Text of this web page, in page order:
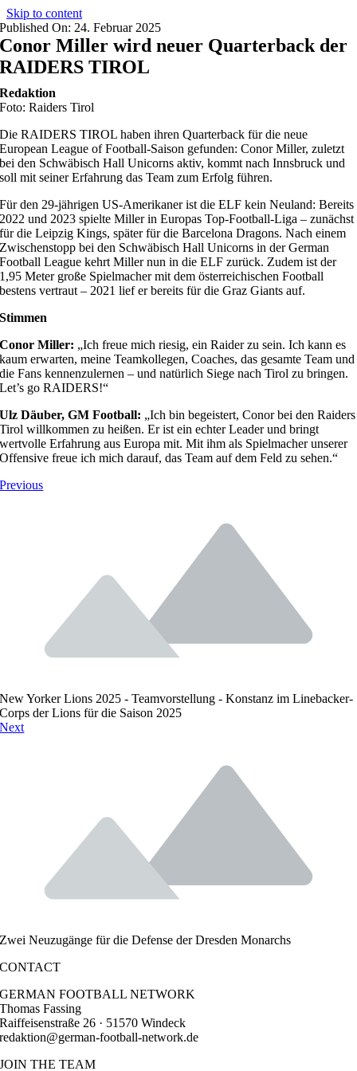
Skip to content
Published On: 24. Februar 2025
Conor Miller wird neuer Quarterback der
RAIDERS TIROL
Redaktion
Foto: Raiders Tirol
Die RAIDERS TIROL haben ihren Quarterback für die neue
European League of Football-Saison gefunden: Conor Miller, zuletzt
bei den Schwäbisch Hall Unicorns aktiv, kommt nach Innsbruck und
soll mit seiner Erfahrung das Team zum Erfolg führen.
Für den 29-jährigen US-Amerikaner ist die ELF kein Neuland: Bereits
2022 und 2023 spielte Miller in Europas Top-Football-Liga – zunächst
für die Leipzig Kings, später für die Barcelona Dragons. Nach einem
Zwischenstopp bei den Schwäbisch Hall Unicorns in der German
Football League kehrt Miller nun in die ELF zurück. Zudem ist der
1,95 Meter große Spielmacher mit dem österreichischen Football
bestens vertraut – 2021 lief er bereits für die Graz Giants auf.
Stimmen
Conor Miller: „Ich freue mich riesig, ein Raider zu sein. Ich kann es
kaum erwarten, meine Teamkollegen, Coaches, das gesamte Team und
die Fans kennenzulernen – und natürlich Siege nach Tirol zu bringen.
Let’s go RAIDERS!“
Ulz Däuber, GM Football: „Ich bin begeistert, Conor bei den Raiders
Tirol willkommen zu heißen. Er ist ein echter Leader und bringt
wertvolle Erfahrung aus Europa mit. Mit ihm als Spielmacher unserer
Offensive freue ich mich darauf, das Team auf dem Feld zu sehen.“
Previous
New Yorker Lions 2025 - Teamvorstellung - Konstanz im Linebacker-
Corps der Lions für die Saison 2025
Next
Zwei Neuzugänge für die Defense der Dresden Monarchs
CONTACT
GERMAN FOOTBALL NETWORK
Thomas Fassing
Raiffeisenstraße 26 · 51570 Windeck
redaktion@german-football-network.de
JOIN THE TEAM